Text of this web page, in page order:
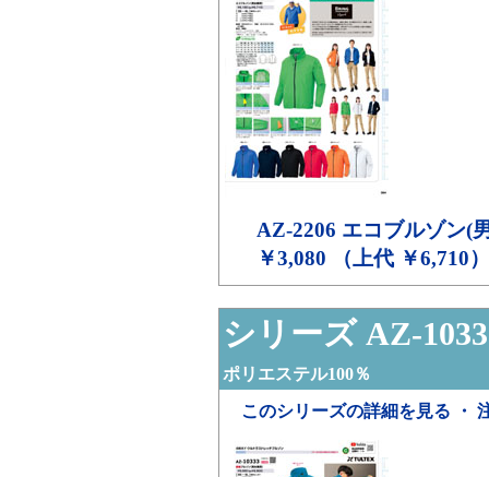
AZ-2206 エコブルゾン(
￥3,080 （上代 ￥6,710）
シリーズ AZ-
ポリエステル100％
このシリーズの詳細を見る ・